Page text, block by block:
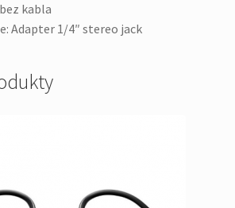
kabla
Adapter 1/4″ stereo jack